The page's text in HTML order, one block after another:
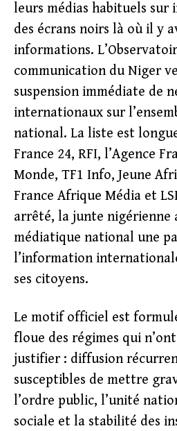
leurs médias habituels
des écrans noirs là où il y
informations.
communication du Niger
suspension immédiate de
internationaux sur
national. La liste est
France 24, RFI, l’Agence
Monde, TF1 Info, Jeune
France Afrique Média et
arrêté, la junte nigérienne
médiatique national une
l’information
ses citoyens.
Le motif officiel est
floue des régimes qui
justifier : diffusion
susceptibles de mettre
l’ordre public, l’unité
sociale et la stabilité des